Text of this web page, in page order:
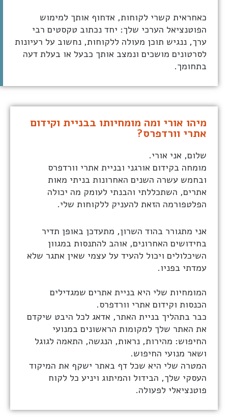
כאחראית קשרי לקוחות, אדחוף אותך למימוש
הפוטנציאל הערכי שלך: יחד נכתוב טקסטים רבי
ערך, ננגיש תוכן מעולה ללקוחות, נחשוב על רעיונות
לסרטונים מושכים ונמצב אותך כבעל או בעלת דעה
בתחומך.
מיהו אורי ומה מומחיותו בבניית וקידום
אתרי וורדפרס?
שלום, אני אורי.
מומחה בקידום אורגני ובניית אתרי וורדפרס
ובחמש עשרה השנים האחרונות בניתי מאות
אתרים, השתכללתי והבנתי לעומק מה יכולה
הפלטפורמה הזאת להעניק ללקוחות שלי.
אני מתגורר בהוד השרון, מתעדכן באופן תדיר
בחידושים האחרונים, אוהב להתנסות במגוון
השיכלולים ויכול להעיד על עצמי שאין אתגר שלא
עמדתי בפניו.
המומחיות שלי היא בניית אתרים שמגדילים
הכנסות וקידום אתרי וורדפרס.
כבר בתהליך בניית האתר, אדאג לכל היבט שיקדם
את האתר שלך למקומות הראשונים במנועי
החיפוש: מהירות, נראות, הנגשה, התאמה לגוגל
ושאר מנועי החיפוש.
המטרה שלי היא שכל דף באתר ישקף את המיקוד
העסקי שלך, הבידול והמיתוג ויניע כל לקוח
פוטנציאלי לפעולה.